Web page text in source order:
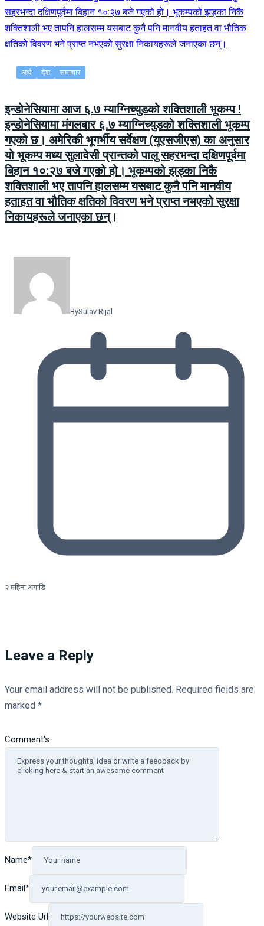
अर्थ देश समाचार
इन्डोनेसियामा आज ६.७ म्याग्निच्युडको शक्तिशाली भूकम्प !
इन्डोनेसियामा मंगलबार ६.७ म्याग्निच्युडको शक्तिशाली भूकम्प
गएको छ। अमेरिकी भूगर्भीय सर्वेक्षण (यूएसजीएस) का अनुसार
यो भूकम्प मध्य सुलावेसी प्रान्तको पालु सहरभन्दा दक्षिणपूर्वमा
बिहान १०:२७ बजे गएको हो। भूकम्पको झड्का निकै
शक्तिशाली भए तापनि हालसम्म यसबाट कुनै पनि मानवीय
हताहत वा भौतिक क्षतिको विवरण भने प्राप्त नभएको सुरक्षा
निकायहरूले जनाएका छन्।
BySulav Rijal
२ महिना अगाडि
Leave a Reply
Your email address will not be published. Required fields are
marked *
Comment's
Name*
Email*
Website Url